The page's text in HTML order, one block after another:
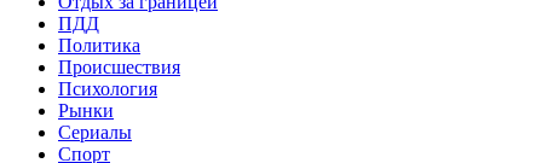
ПДД
Политика
Происшествия
Психология
Рынки
Сериалы
Спорт